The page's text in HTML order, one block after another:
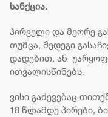
სანქცია.
პირველი და მეორე
თუმცა, შედეგი
დადებით, ან
ითვალისწინებს.
ვისი გაძევებაც
18 წლამდე პირები,